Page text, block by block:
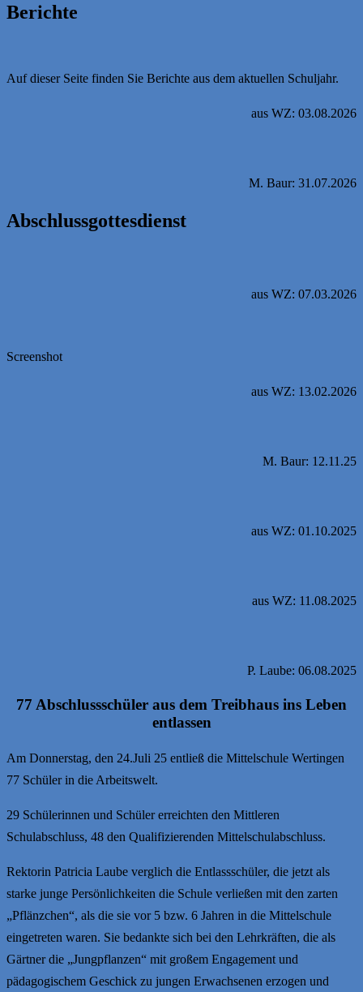
Berichte
Auf dieser Seite finden Sie Berichte aus dem aktuellen Schuljahr.
aus WZ: 03.08.2026
M. Baur: 31.07.2026
Abschlussgottesdienst
aus WZ: 07.03.2026
Screenshot
aus WZ: 13.02.2026
M. Baur: 12.11.25
aus WZ: 01.10.2025
aus WZ: 11.08.2025
P. Laube: 06.08.2025
77 Abschlussschüler aus dem Treibhaus ins Leben
entlassen
Am Donnerstag, den 24.Juli 25 entließ die Mittelschule Wertingen
77 Schüler in die Arbeitswelt.
29 Schülerinnen und Schüler erreichten den Mittleren
Schulabschluss, 48 den Qualifizierenden Mittelschulabschluss.
Rektorin Patricia Laube verglich die Entlassschüler, die jetzt als
starke junge Persönlichkeiten die Schule verließen mit den zarten
„Pflänzchen“, als die sie vor 5 bzw. 6 Jahren in die Mittelschule
eingetreten waren. Sie bedankte sich bei den Lehrkräften, die als
Gärtner die „Jungpflanzen“ mit großem Engagement und
pädagogischem Geschick zu jungen Erwachsenen erzogen und